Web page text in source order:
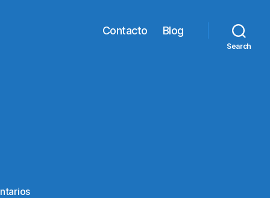
Contacto Blog
Search
en